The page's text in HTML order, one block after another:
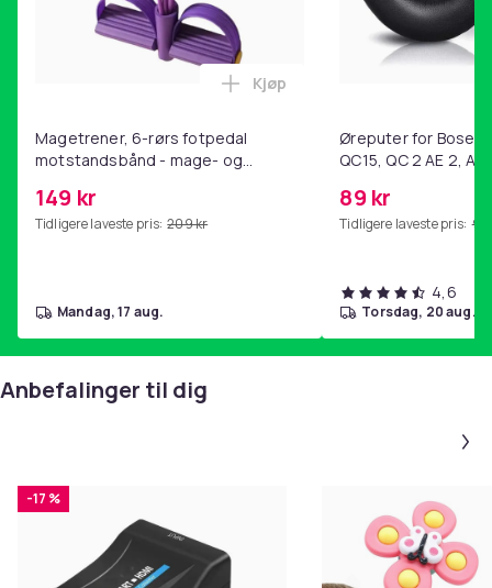
Magetrener, 6-rørs fotpedal
motstandsbånd - mage- og
hjemmegymnastikk Purple
149 kr
Tidligere laveste pris: 209 kr
Legg Magetrener, 6-rørs
Kjøp
mandag, 17 aug.
Øreputer for Bose
QC15, QC 2 AE 2, AE
89 kr
Tidligere laveste pris: 99
4,6
torsdag, 20 aug.
Anbefalinger til dig
-17 %